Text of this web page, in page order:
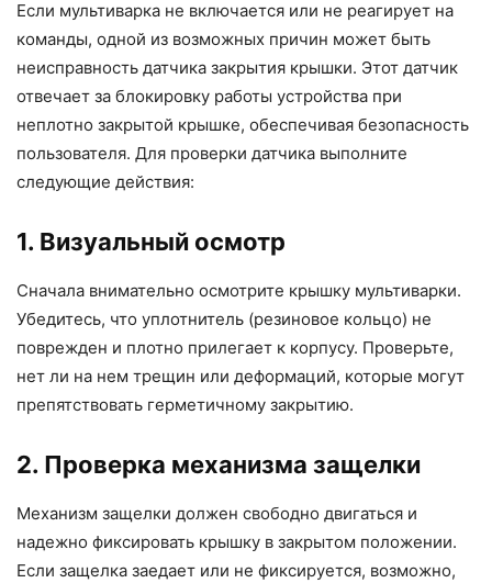
Если мультиварка не включается или не реагирует на
команды, одной из возможных причин может быть
неисправность датчика закрытия крышки. Этот датчик
отвечает за блокировку работы устройства при
неплотно закрытой крышке, обеспечивая безопасность
пользователя. Для проверки датчика выполните
следующие действия:
1. Визуальный осмотр
Сначала внимательно осмотрите крышку мультиварки.
Убедитесь, что уплотнитель (резиновое кольцо) не
поврежден и плотно прилегает к корпусу. Проверьте,
нет ли на нем трещин или деформаций, которые могут
препятствовать герметичному закрытию.
2. Проверка механизма защелки
Механизм защелки должен свободно двигаться и
надежно фиксировать крышку в закрытом положении.
Если защелка заедает или не фиксируется, возможно,